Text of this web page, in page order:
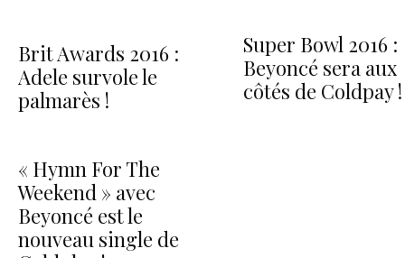
Brit Awards 2016 :
Adele survole le
palmarès !
« Hymn For The
Weekend » avec
Beyoncé est le
nouveau single de
Super Bowl 2016 :
Beyoncé sera aux
côtés de Coldpay !